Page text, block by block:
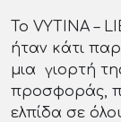
Το VYTINA –
ήταν κάτι
μια γιορτή
προσφοράς,
ελπίδα σε